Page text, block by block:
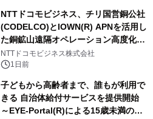
NTTドコモビジネス、チリ国営銅公社
(CODELCO)とIOWN(R) APNを活用し
た銅鉱山遠隔オペレーション高度化に
向けた調査・実証を開始
NTTドコモビジネス株式会社
1日前
子どもから高齢者まで、誰もが利用で
きる 自治体給付サービスを提供開始
～EYE-Portal(R)による15歳未満の本